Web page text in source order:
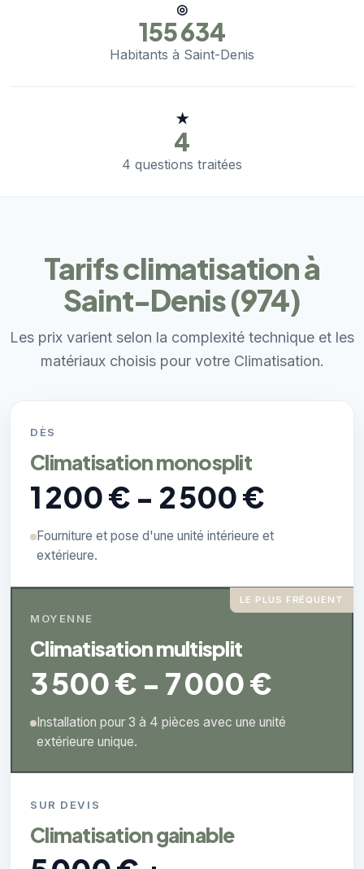
◎
155 634
Habitants à Saint-Denis
★
4
4 questions traitées
Tarifs climatisation à
Saint-Denis (974)
Les prix varient selon la complexité technique et les
matériaux choisis pour votre Climatisation.
DÈS
Climatisation monosplit
1 200 € - 2 500 €
Fourniture et pose d'une unité intérieure et
extérieure.
LE PLUS FRÉQUENT
MOYENNE
Climatisation multisplit
3 500 € - 7 000 €
Installation pour 3 à 4 pièces avec une unité
extérieure unique.
SUR DEVIS
Climatisation gainable